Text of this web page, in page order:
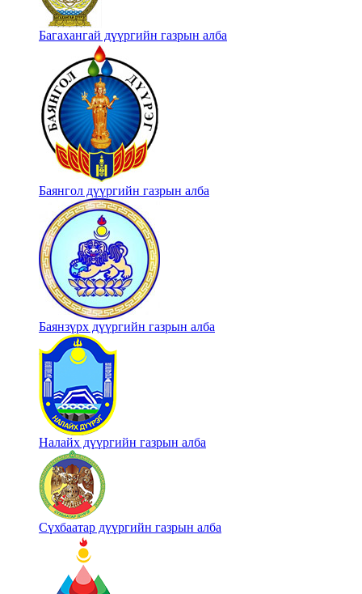
Багахангай дүүргийн газрын алба
Баянгол дүүргийн газрын алба
Баянзүрх дүүргийн газрын алба
Налайх дүүргийн газрын алба
Сүхбаатар дүүргийн газрын алба